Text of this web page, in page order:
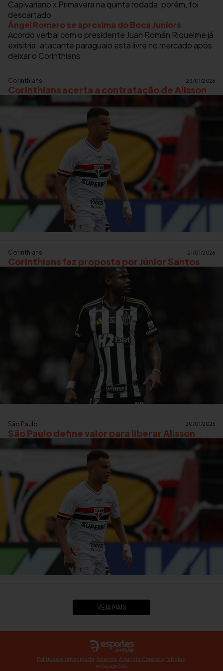
Capivariano x Primavera na quinta rodada, porém, foi
descartado
Ángel Romero se aproxima do Boca Juniors
Acordo verbal com o presidente Juan Román Riquelme já
exisitria; atacante paraguaio está livre no mercado após
deixar o Corinthians
Corinthians 23/01/2026
Corinthians acerta a contratação de Alisson
Corinthians 21/01/2026
Corinthians faz proposta por Júnior Santos
São Paulo 20/01/2026
São Paulo define valor para liberar Alisson
VEJA MAIS
Política de privacidade Agenda Anuncie Conosco Tabelas
© Copyright 2026